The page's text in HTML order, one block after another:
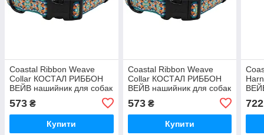
Coastal Ribbon Weave
Collar КОСТАЛ РИББОН
ВЕЙВ нашийник для собак
573 ₴
Купити
Coastal Ribbon Weave
Collar КОСТАЛ РИББОН
ВЕЙВ нашийник для собак
573₴
Купити
722